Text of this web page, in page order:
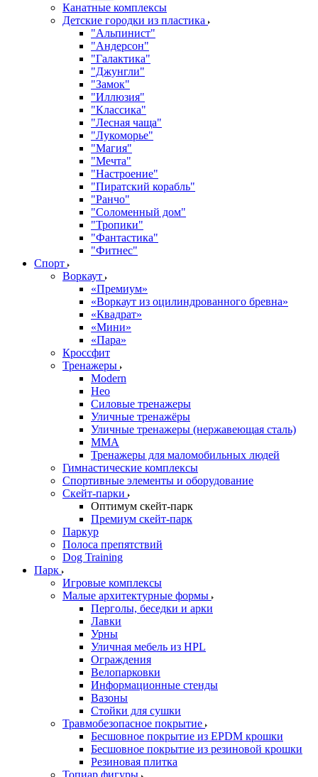
Канатные комплексы
Детские городки из пластика
"Альпинист"
"Андерсон"
"Галактика"
"Джунгли"
"Замок"
"Иллюзия"
"Классика"
"Лесная чаща"
"Лукоморье"
"Магия"
"Мечта"
"Настроение"
"Пиратский корабль"
"Ранчо"
"Соломенный дом"
"Тропики"
"Фантастика"
"Фитнес"
Спорт
Воркаут
«Премиум»
«Воркаут из оцилиндрованного бревна»
«Квадрат»
«Мини»
«Пара»
Кроссфит
Тренажеры
Modern
Нео
Силовые тренажеры
Уличные тренажёры
Уличные тренажеры (нержавеющая сталь)
ММА
Тренажеры для маломобильных людей
Гимнастические комплексы
Спортивные элементы и оборудование
Скейт-парки
Оптимум скейт-парк
Премиум скейт-парк
Паркур
Полоса препятствий
Dog Training
Парк
Игровые комплексы
Малые архитектурные формы
Перголы, беседки и арки
Лавки
Урны
Уличная мебель из HPL
Ограждения
Велопарковки
Информационные стенды
Вазоны
Стойки для сушки
Травмобезопасное покрытие
Бесшовное покрытие из EPDM крошки
Бесшовное покрытие из резиновой крошки
Резиновая плитка
Топиар фигуры